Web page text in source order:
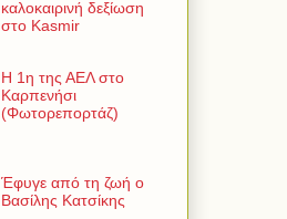
καλοκαιρινή δεξίωση
στο Kasmir
Η 1η της ΑΕΛ στο
Καρπενήσι
(Φωτορεπορτάζ)
Έφυγε από τη ζωή ο
Βασίλης Κατσίκης